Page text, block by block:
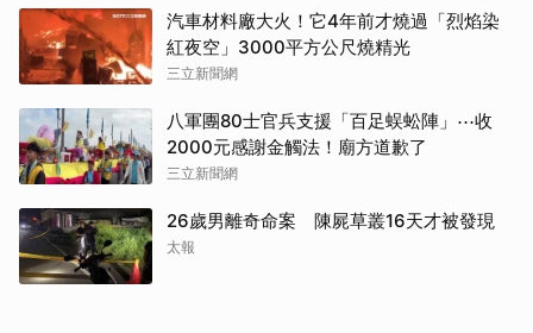
汽車材料廠大火！它4年前才燒過「烈焰染
紅夜空」3000平方公尺燒精光
三立新聞網
八軍團80士官兵支援「百足蜈蚣陣」⋯收
2000元感謝金觸法！廟方道歉了
三立新聞網
26歲男離奇命案 陳屍草叢16天才被發現
太報